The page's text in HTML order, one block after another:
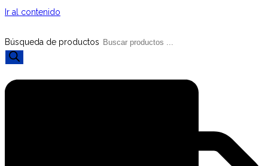
Ir al contenido
Búsqueda de productos